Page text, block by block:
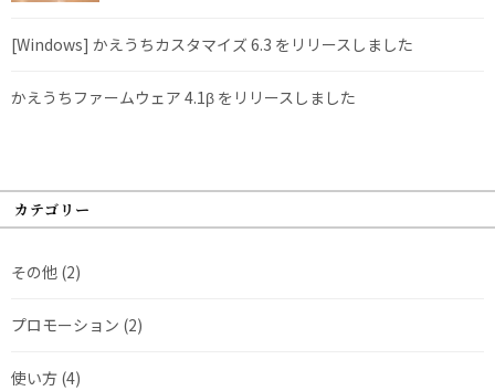
[Windows] かえうちカスタマイズ 6.3 をリリースしました
かえうちファームウェア 4.1β をリリースしました
カテゴリー
その他 (2)
プロモーション (2)
使い方 (4)